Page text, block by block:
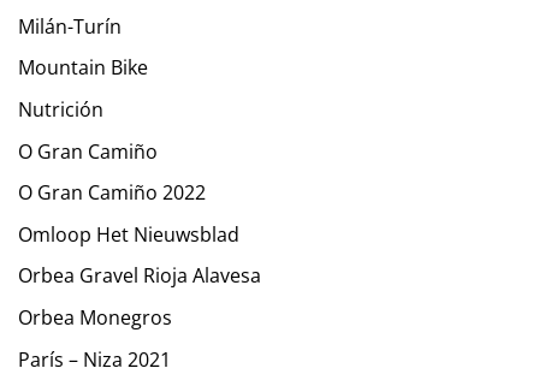
Milán-Turín
Mountain Bike
Nutrición
O Gran Camiño
O Gran Camiño 2022
Omloop Het Nieuwsblad
Orbea Gravel Rioja Alavesa
Orbea Monegros
París – Niza 2021